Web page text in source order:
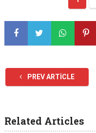
PREV ARTICLE
Related Articles